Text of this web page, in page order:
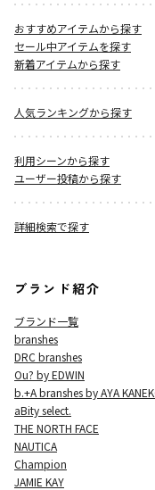
おすすめアイテムから探す
セール中アイテムを探す
新着アイテムから探す
人気ランキングから探す
利用シーンから探す
ユーザー投稿から探す
詳細検索で探す
ブランド紹介
ブランド一覧
branshes
DRC branshes
Ou? by EDWIN
b.+A branshes by AYA
aBity select.
THE NORTH FACE
NAUTICA
Champion
JAMIE KAY